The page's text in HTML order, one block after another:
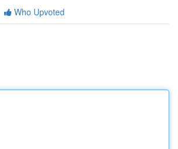
Who Upvoted